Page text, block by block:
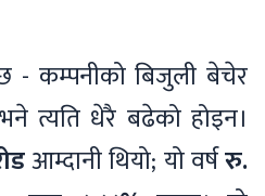
- कम्पनीको बिजुली बेचेर
त्यति धेरै बढेको होइन।
आम्दानी थियो; यो वर्षरु.